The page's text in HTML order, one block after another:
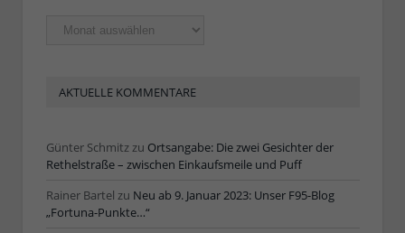
Ältere
Artikel
AKTUELLE KOMMENTARE
Günter Schmitz zu Ortsangabe: Die zwei Gesichter der
Rethelstraße – zwischen Einkaufsmeile und Puff
Rainer Bartel zu Neu ab 9. Januar 2023: Unser F95-Blog
„Fortuna-Punkte…“